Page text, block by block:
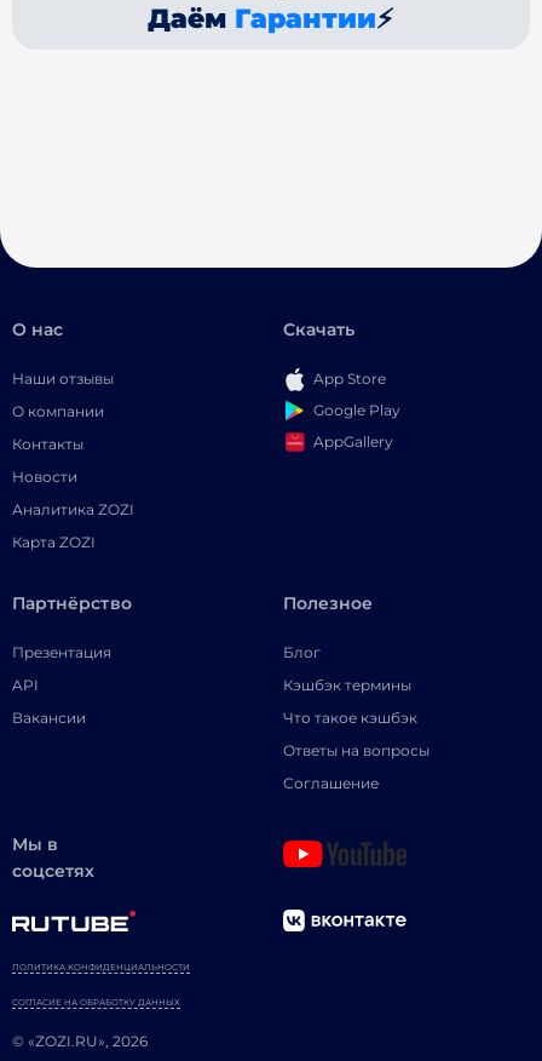
Даём Гарантии⚡
О нас
Наши отзывы
О компании
Контакты
Новости
Аналитика ZOZI
Карта ZOZI
Скачать
App Store
Google Play
AppGallery
Партнёрство
Презентация
API
Вакансии
Полезное
Блог
Кэшбэк термины
Что такое кэшбэк
Ответы на вопросы
Соглашение
Мы в
соцсетях
© «ZOZI.RU», 2026
ПОЛИТИКА КОНФИДЕНЦИАЛЬНОСТИ
СОГЛАСИЕ НА ОБРАБОТКУ ДАННЫХ